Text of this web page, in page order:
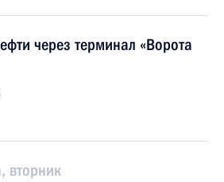
через терминал «Ворота
вторник